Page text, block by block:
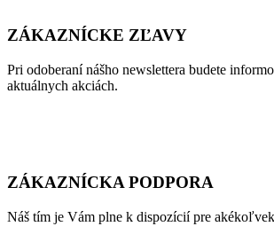
ZÁKAZNÍCKE ZĽAVY
Pri odoberaní nášho newslettera budete
aktuálnych akciách.
ZÁKAZNÍCKA PODPORA
Náš tím je Vám plne k dispozícií pre